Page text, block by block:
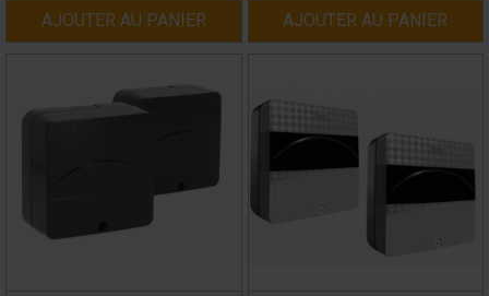
AJOUTER AU PANIER AJOUTER AU PANIER